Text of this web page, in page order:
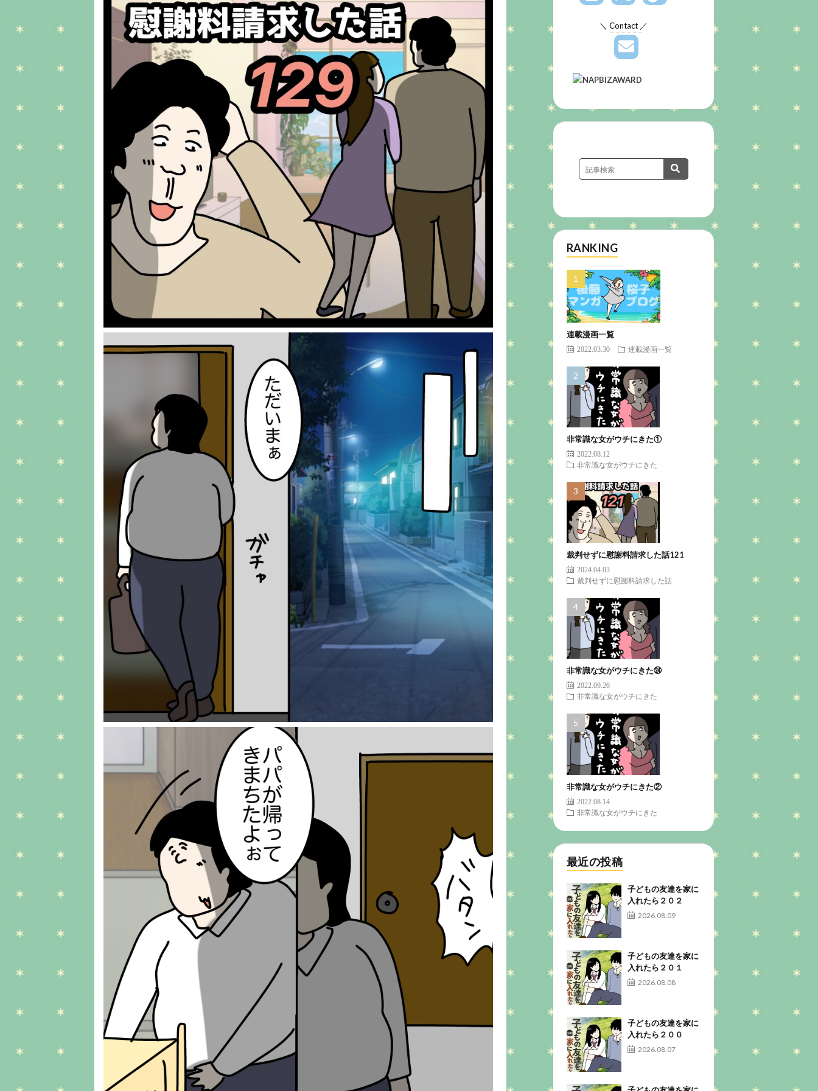
＼ Contact ／
RANKING
連載漫画一覧
2022.03.30 連載漫画一覧
非常識な女がウチにきた①
2022.08.12
非常識な女がウチにきた
裁判せずに慰謝料請求した話121
2024.04.03
裁判せずに慰謝料請求した話
非常識な女がウチにきた㉔
2022.09.26
非常識な女がウチにきた
非常識な女がウチにきた②
2022.08.14
非常識な女がウチにきた
最近の投稿
子どもの友達を家に
入れたら２０２
2026.08.09
子どもの友達を家に
入れたら２０１
2026.08.08
子どもの友達を家に
入れたら２００
2026.08.07